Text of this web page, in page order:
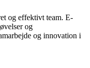
og effektivt team. E-
og
og innovation i